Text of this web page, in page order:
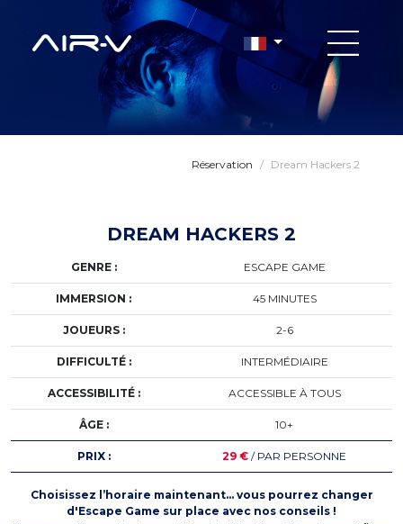
Réservation / Dream Hackers 2
DREAM HACKERS 2
GENRE : ESCAPE GAME
IMMERSION : 45 MINUTES
JOUEURS : 2-6
DIFFICULTÉ : INTERMÉDIAIRE
ACCESSIBILITÉ : ACCESSIBLE À TOUS
ÂGE : 10+
PRIX : 29 € / PAR PERSONNE
Choisissez l’horaire maintenant… vous pourrez changer
d'Escape Game sur place avec nos conseils !